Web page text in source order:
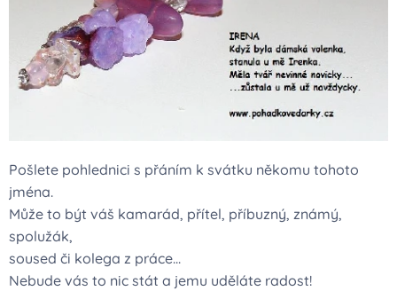
Pošlete pohlednici s přáním k svátku někomu tohoto
jména.
Může to být váš kamarád, přítel, příbuzný, známý,
spolužák,
soused či kolega z práce...
Nebude vás to nic stát a jemu uděláte radost!